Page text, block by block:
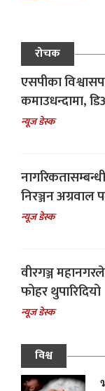
रोचक
एसपीका
कमाउधन्दामा,
न्यूज डेस्क
निरञ्जन अग्रवाल
न्यूज डेस्क
वीरगञ्ज
फोहर थुपारिदियो
न्यूज डेस्क
विश्व